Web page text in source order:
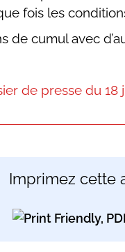
fois les
de cumul avec
de presse du 18
Imprimez cette